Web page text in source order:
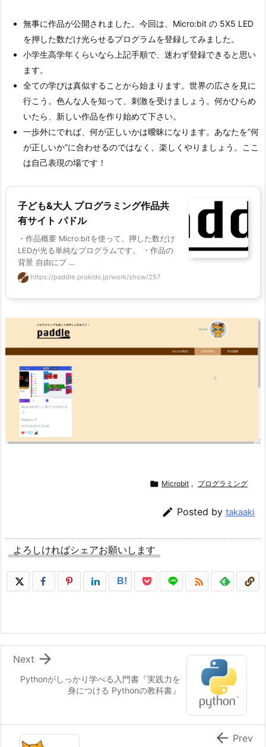
無事に作品が公開されました。今回は、Micro:bit の 5X5 LED
を押した数だけ光らせるプログラムを登録してみました。
小学生高学年くらいなら上記手順で、迷わず登録できると思い
ます。
全ての学びは真似することから始まります。世界の広さを見に
行こう。色んな人を知って、刺激を受けましょう。何かひらめ
いたら、新しい作品を作り始めて下さい。
一歩外にでれば、何が正しいかは曖昧になります。あなたを”何
が正しいか”に合わせるのではなく、楽しくやりましょう。ここ
は自己表現の場です！
子ども&大人 プログラミング作品共
有サイト パドル
・作品概要 Micro:bitを使って、押した数だけ
LEDが光る単純なプログラムです。 ・作品の
背景 自由にプ ...
https://paddle.prokids.jp/work/show/257
 Microbit , プログラミング
 Posted by takaaki
よろしければシェアお願いします
B! 
Pythonがしっかり学べる入門書『実践力を
身につける Pythonの教科書』

Next
 Prev